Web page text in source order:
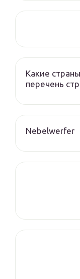
Какие
перечень
Nebelwerfer